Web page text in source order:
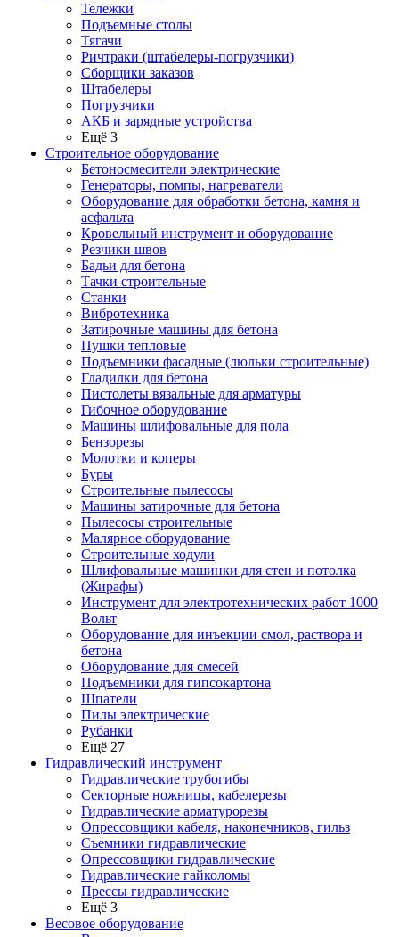
Тележки
Подъемные столы
Тягачи
Ричтраки (штабелеры-погрузчики)
Сборщики заказов
Штабелеры
Погрузчики
АКБ и зарядные устройства
Ещё 3
Строительное оборудование
Бетоносмесители электрические
Генераторы, помпы, нагреватели
Оборудование для обработки бетона, камня и
асфальта
Кровельный инструмент и оборудование
Резчики швов
Бадьи для бетона
Тачки строительные
Станки
Вибротехника
Затирочные машины для бетона
Пушки тепловые
Подъемники фасадные (люльки строительные)
Гладилки для бетона
Пистолеты вязальные для арматуры
Гибочное оборудование
Машины шлифовальные для пола
Бензорезы
Молотки и коперы
Буры
Строительные пылесосы
Машины затирочные для бетона
Пылесосы строительные
Малярное оборудование
Строительные ходули
Шлифовальные машинки для стен и потолка
(Жирафы)
Инструмент для электротехнических работ 1000
Вольт
Оборудование для инъекции смол, раствора и
бетона
Оборудование для смесей
Подъемники для гипсокартона
Шпатели
Пилы электрические
Рубанки
Ещё 27
Гидравлический инструмент
Гидравлические трубогибы
Секторные ножницы, кабелерезы
Гидравлические арматурорезы
Опрессовщики кабеля, наконечников, гильз
Съемники гидравлические
Опрессовщики гидравлические
Гидравлические гайколомы
Прессы гидравлические
Ещё 3
Весовое оборудование